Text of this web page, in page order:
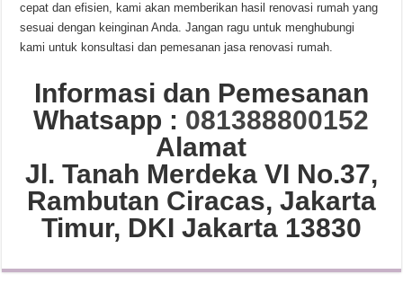
cepat dan efisien, kami akan memberikan hasil renovasi rumah yang
sesuai dengan keinginan Anda. Jangan ragu untuk menghubungi
kami untuk konsultasi dan pemesanan jasa renovasi rumah.
Informasi dan Pemesanan
Whatsapp : 081388800152
Alamat
Jl. Tanah Merdeka VI No.37,
Rambutan Ciracas, Jakarta
Timur, DKI Jakarta 13830